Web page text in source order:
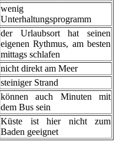
wenig
Unterhaltungsprogramm
der Urlaubsort hat seinen
eigenen Rythmus, am besten
mittags schlafen
nicht direkt am Meer
steiniger Strand
können auch Minuten mit
dem Bus sein
Küste ist hier nicht zum
Baden geeignet